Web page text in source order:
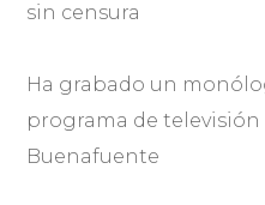
sin censura
Ha grabado un
programa de
Buenafuente